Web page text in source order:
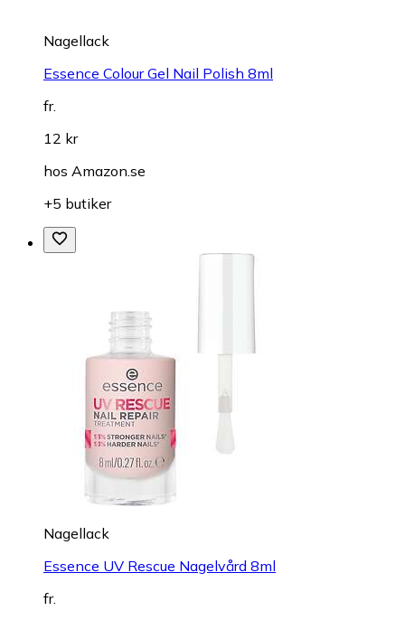
Nagellack
Essence Colour Gel Nail Polish 8ml
fr.
12 kr
hos Amazon.se
+5 butiker
Nagellack
Essence UV Rescue Nagelvård 8ml
fr.